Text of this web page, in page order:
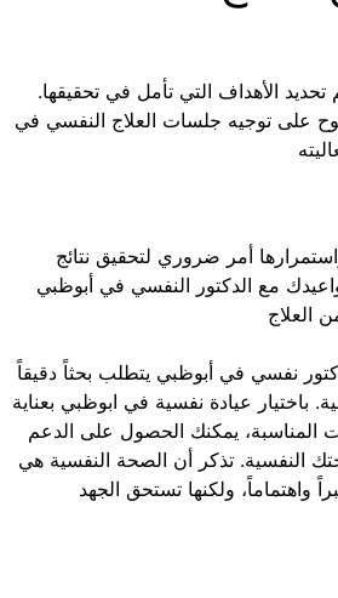
تحديد الأهداف التي تأمل في تحقيقها.
على توجيه جلسات العلاج النفسي في
أمر ضروري لتحقيق نتائج
مع الدكتور النفسي في أبوظبي
نفسي في أبوظبي يتطلب بحثاً دقيقاً
باختيار عيادة نفسية في ابوظبي بعناية
المناسبة، يمكنك الحصول على الدعم
النفسية. تذكر أن الصحة النفسية هي
ولكنها تستحق الجهد